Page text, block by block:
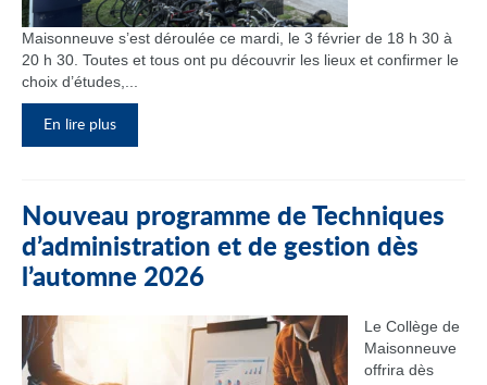
Maisonneuve s’est déroulée ce mardi, le 3 février de 18 h 30 à
20 h 30. Toutes et tous ont pu découvrir les lieux et confirmer le
choix d’études,...
En lire plus
Nouveau programme de Techniques
d’administration et de gestion dès
l’automne 2026
Le Collège de
Maisonneuve
offrira dès